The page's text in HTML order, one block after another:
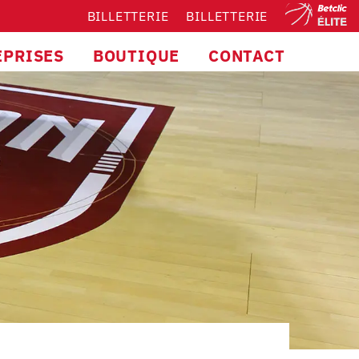
BILLETTERIE BILLETTERIE
BOUTIQUE CONTACT